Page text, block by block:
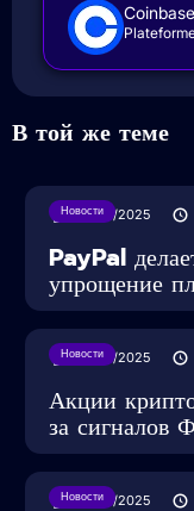
Coinbase
В той же теме
Новости
30/07/2025
PayPal
упрощение
Новости
29/05/2025
Акции
за сигналов
Новости
28/05/2025